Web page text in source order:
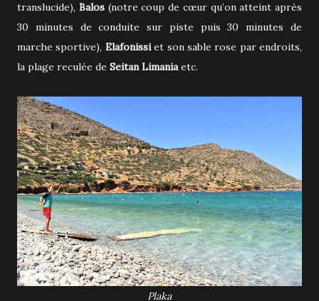
translucide), Balos(notre coup de cœur qu’on atteint après
30 minutes de conduite sur piste puis 30 minutes de
marche sportive), Elafonissiet son sable rose par endroits,
la plage reculée de Seitan Limaniaetc.
Plaka